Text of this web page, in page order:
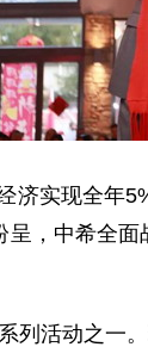
济实现全年
，中希全
列活动之一